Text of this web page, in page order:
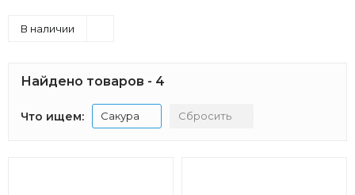
В наличии
Найдено товаров - 4
Что ищем: Сакура Сбросить